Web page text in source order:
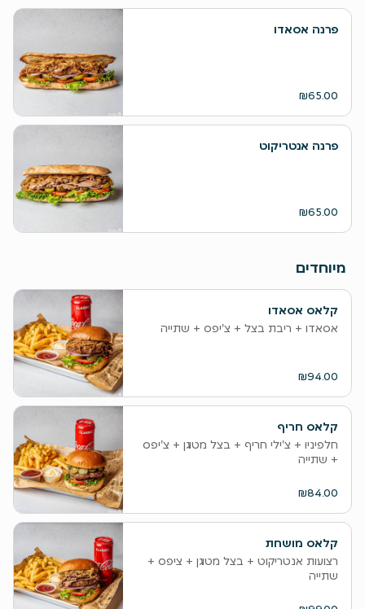
פרנה אסאדו
₪65.00
פרנה אנטריקוט
₪65.00
מיוחדים
קלאס אסאדו
אסאדו + ריבת בצל + צ'יפס + שתייה
₪94.00
קלאס חריף
חלפיניו + צ'ילי חריף + בצל מטוגן + צ'יפס
+ שתייה
₪84.00
קלאס מושחת
רצועות אנטריקוט + בצל מטוגן + ציפס +
שתייה